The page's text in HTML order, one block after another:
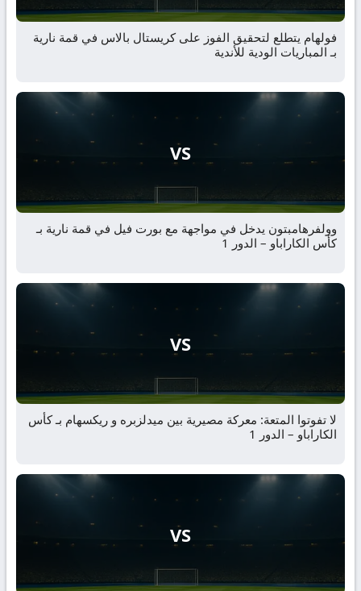
فولهام يتطلع لتحقيق الفوز على كريستال بالاس في قمة نارية
بـ المباريات الودية للأندية
VS
وولفرهامبتون يدخل في مواجهة مع بورت فيل في قمة نارية بـ
كأس الكاراباو – الدور 1
VS
لا تفوتوا المتعة: معركة مصيرية بين ميدلزبره و ريكسهام بـ كأس
الكاراباو – الدور 1
VS